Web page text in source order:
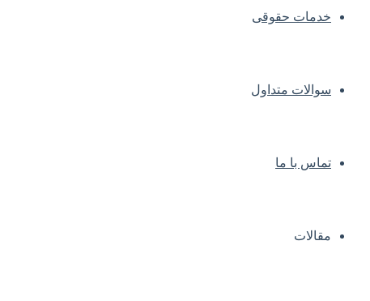
خدمات حقوقی
سوالات متداول
تماس با ما
مقالات